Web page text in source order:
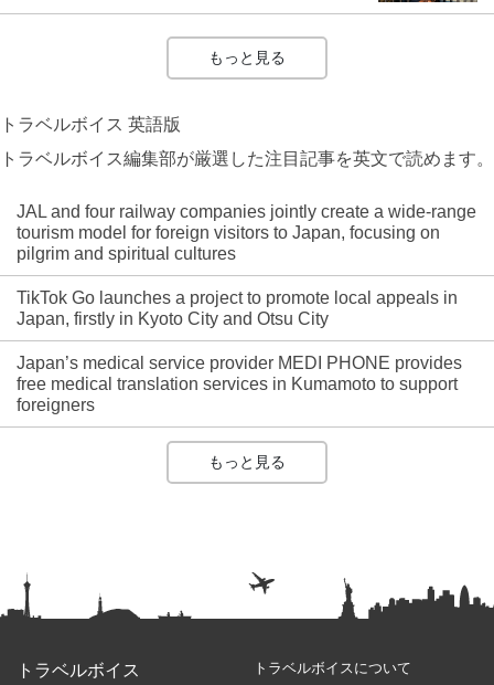
もっと見る
トラベルボイス 英語版
トラベルボイス編集部が厳選した注目記事を英文で読めます。
JAL and four railway companies jointly create a wide-range
tourism model for foreign visitors to Japan, focusing on
pilgrim and spiritual cultures
TikTok Go launches a project to promote local appeals in
Japan, firstly in Kyoto City and Otsu City
Japan’s medical service provider MEDI PHONE provides
free medical translation services in Kumamoto to support
foreigners
もっと見る
トラベルボイス トラベルボイスについて